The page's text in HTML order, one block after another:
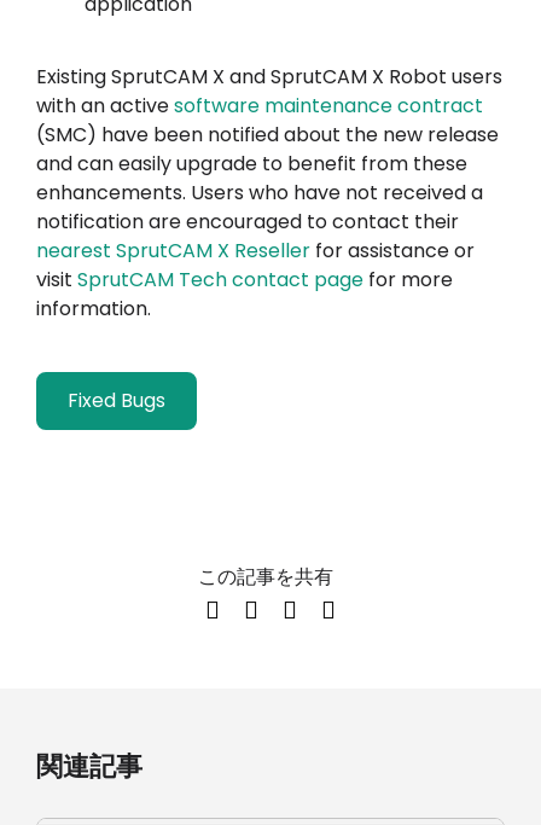
Existing SprutCAM X and SprutCAM X Robot users
with an activesoftware maintenance contract
(SMC) have been notified about the new release
and can easily upgrade to benefit from these
enhancements. Users who have not received a
notification are encouraged to contact their
nearest SprutCAM X Resellerfor assistance or
visit SprutCAM Tech contact pagefor more
information.
Fixed Bugs
この記事を共有
関連記事